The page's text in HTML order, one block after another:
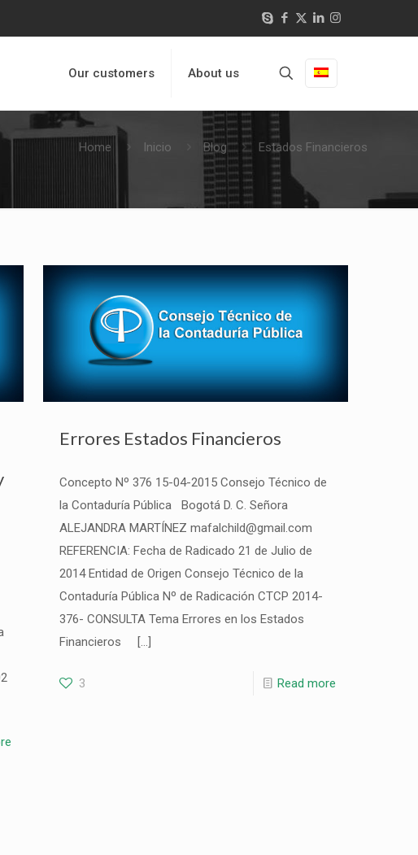
Our customers About us
Home Inicio Blog Estados Financieros
Errores Estados Financieros
Concepto Nº 376 15-04-2015 Consejo Técnico de
la Contaduría Pública Bogotá D. C. Señora
ALEJANDRA MARTÍNEZ mafalchild@gmail.com
REFERENCIA: Fecha de Radicado 21 de Julio de
2014 Entidad de Origen Consejo Técnico de la
Contaduría Pública Nº de Radicación CTCP 2014-
376- CONSULTA Tema Errores en los Estados
Financieros
[…]
3 Read more